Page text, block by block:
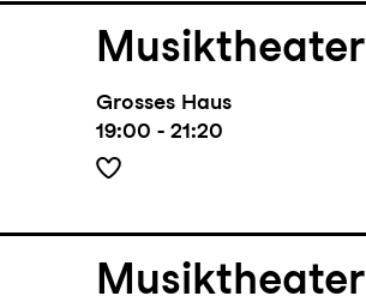
Musiktheater
Grosses Haus
19:00 - 21:20
Musiktheater